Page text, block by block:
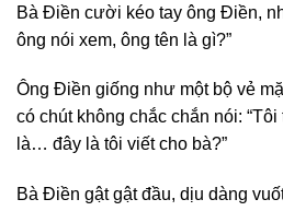
Bà Điền cười kéo tay ông Điền,
ông nói xem, ông tên là gì?”
Ông Điền giống như một bộ vẻ
có chút không chắc chắn nói:
là… đây là tôi viết cho bà?”
Bà Điền gật gật đầu, dịu dàng